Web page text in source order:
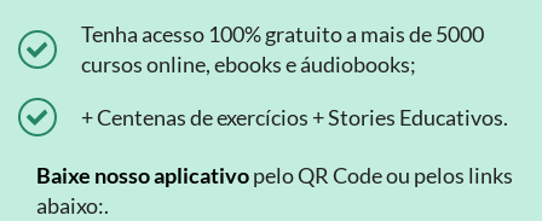
Tenha acesso 100% gratuito a mais de 5000
cursos online, ebooks e áudiobooks;
+ Centenas de exercícios + Stories Educativos.
Baixe nosso aplicativopelo QR Code ou pelos links
abaixo:.